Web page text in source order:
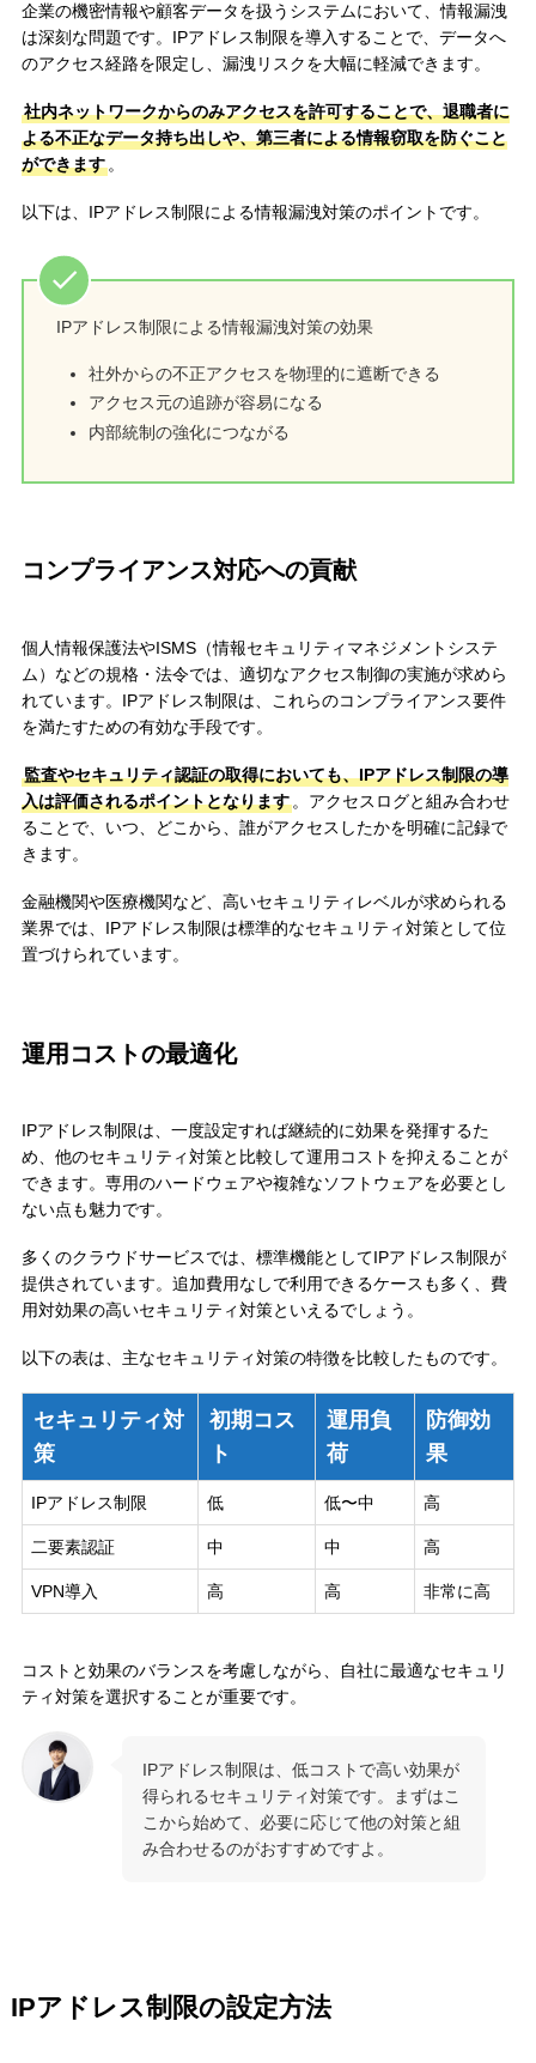
企業の機密情報や顧客データを扱うシステムにおいて、情報漏洩
は深刻な問題です。IPアドレス制限を導入することで、データへ
のアクセス経路を限定し、漏洩リスクを大幅に軽減できます。
社内ネットワークからのみアクセスを許可することで、退職者に
よる不正なデータ持ち出しや、第三者による情報窃取を防ぐこと
ができます。
以下は、IPアドレス制限による情報漏洩対策のポイントです。
IPアドレス制限による情報漏洩対策の効果
社外からの不正アクセスを物理的に遮断できる
アクセス元の追跡が容易になる
内部統制の強化につながる
コンプライアンス対応への貢献
個人情報保護法やISMS（情報セキュリティマネジメントシステ
ム）などの規格・法令では、適切なアクセス制御の実施が求めら
れています。IPアドレス制限は、これらのコンプライアンス要件
を満たすための有効な手段です。
監査やセキュリティ認証の取得においても、IPアドレス制限の導
入は評価されるポイントとなります。アクセスログと組み合わせ
ることで、いつ、どこから、誰がアクセスしたかを明確に記録で
きます。
金融機関や医療機関など、高いセキュリティレベルが求められる
業界では、IPアドレス制限は標準的なセキュリティ対策として位
置づけられています。
運用コストの最適化
IPアドレス制限は、一度設定すれば継続的に効果を発揮するた
め、他のセキュリティ対策と比較して運用コストを抑えることが
できます。専用のハードウェアや複雑なソフトウェアを必要とし
ない点も魅力です。
多くのクラウドサービスでは、標準機能としてIPアドレス制限が
提供されています。追加費用なしで利用できるケースも多く、費
用対効果の高いセキュリティ対策といえるでしょう。
以下の表は、主なセキュリティ対策の特徴を比較したものです。
セキュリティ対
策
初期コス
ト
運用負
荷
防御効
果
IPアドレス制限 低 低〜中 高
二要素認証 中 中 高
VPN導入 高 高 非常に高
コストと効果のバランスを考慮しながら、自社に最適なセキュリ
ティ対策を選択することが重要です。
IPアドレス制限は、低コストで高い効果が
得られるセキュリティ対策です。まずはこ
こから始めて、必要に応じて他の対策と組
み合わせるのがおすすめですよ。
IPアドレス制限の設定方法